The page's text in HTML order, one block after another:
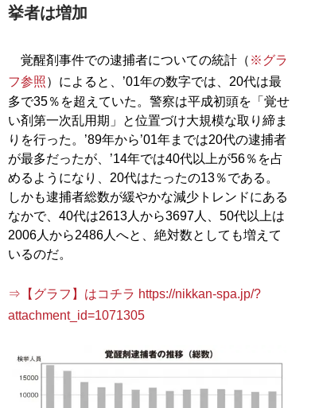
挙者は増加
覚醒剤事件での逮捕者についての統計（ ※グラ
フ参照）によると、’01年の数字では、20代は最
多で35％を超えていた。警察は平成初頭を「覚せ
い剤第一次乱用期」と位置づけ大規模な取り締ま
りを行った。’89年から’01年までは20代の逮捕者
が最多だったが、’14年では40代以上が56％を占
めるようになり、20代はたったの13％である。
しかも逮捕者総数が緩やかな減少トレンドにある
なかで、40代は2613人から3697人、50代以上は
2006人から2486人へと、絶対数としても増えて
いるのだ。
⇒【グラフ】はコチラ https://nikkan-spa.jp/?
attachment_id=1071305